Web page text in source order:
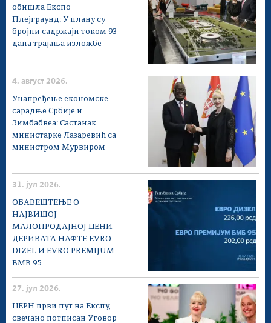
обишла Експо
Плејграунд: У плану су
бројни садржаји током 93
дана трајања изложбе
4. август 2026.
Унапређење економске
сарадње Србије и
Зимбабвеа: Састанак
министарке Лазаревић са
министром Мурвиром
31. јул 2026.
ОБАВЕШТЕЊЕ О
НАЈВИШОЈ
МАЛОПРОДАЈНОЈ ЦЕНИ
ДЕРИВАТА НАФТЕ EVRO
DIZEL И EVRO PREMIJUM
BMB 95
27. јул 2026.
ЦЕРН први пут на Експу,
свечано потписан Уговор